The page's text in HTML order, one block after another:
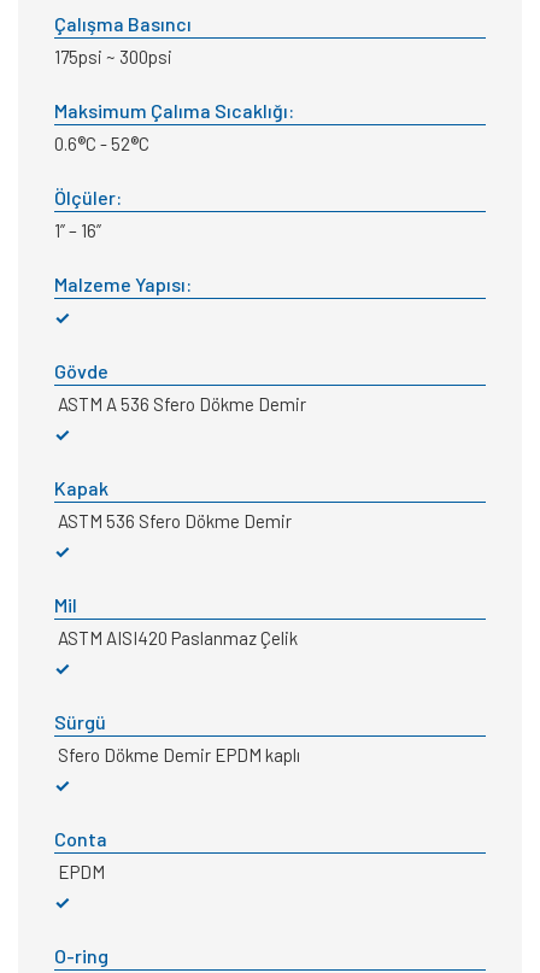
Çalışma Basıncı
175psi ~ 300psi
Maksimum Çalıma Sıcaklığı:
0.6®C - 52®C
Ölçüler:
1” – 16”
Malzeme Yapısı:
✓
Gövde
ASTM A 536 Sfero Dökme Demir
✓
Kapak
ASTM 536 Sfero Dökme Demir
✓
Mil
ASTM AISI420 Paslanmaz Çelik
✓
Sürgü
Sfero Dökme Demir EPDM kaplı
✓
Conta
EPDM
✓
O-ring